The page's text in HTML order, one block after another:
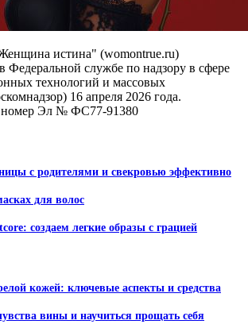
истина" (womontrue.ru)
Федеральной службе по надзору в сфере
технологий и массовых
16 апреля 2026 года.
номер Эл № ФС77-91380
с родителями и свекровью эффективно
для волос
создаем легкие образы с грацией
кожей: ключевые аспекты и средства
вины и научиться прощать себя